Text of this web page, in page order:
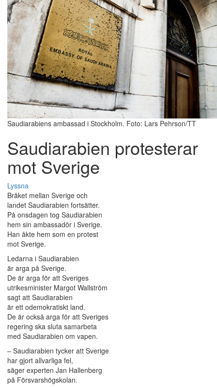
Saudiarabiens ambassad i Stockholm. Foto: Lars Pehrson/TT
Saudiarabien protesterar
mot Sverige
Lyssna
Bråket mellan Sverige och
landet Saudiarabien fortsätter.
På onsdagen tog Saudiarabien
hem sin ambassadör i Sverige.
Han åkte hem som en protest
mot Sverige.
Ledarna i Saudiarabien
är arga på Sverige.
De är arga för att Sveriges
utrikesminister Margot Wallström
sagt att Saudiarabien
är ett odemokratiskt land.
De är också arga för att Sveriges
regering ska sluta samarbeta
med Saudiarabien om vapen.
– Saudiarabien tycker att Sverige
har gjort allvarliga fel,
säger experten Jan Hallenberg
på Försvarshögskolan.